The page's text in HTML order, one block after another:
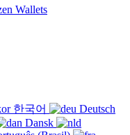
Wallets
한국어
Deutsch
Dansk